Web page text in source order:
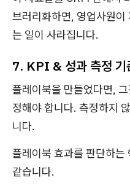
브러리화하면, 영업사원
는 일이 사라집니다.
7. KPI & 성과 측정 기
플레이북을 만들었다면,
정해야 합니다. 측정하지
니다.
플레이북 효과를 판단하는
같습니다.